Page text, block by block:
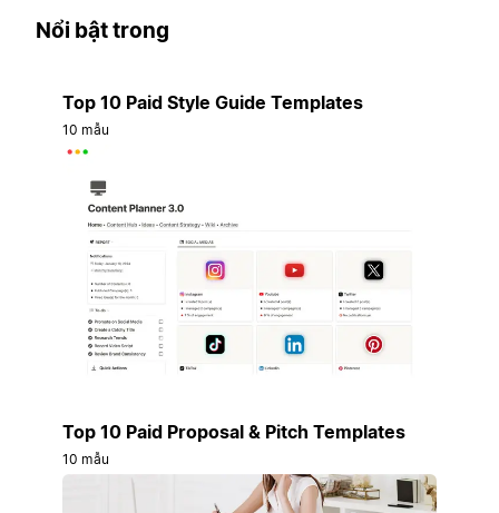
Nổi bật trong
Top 10 Paid Style Guide Templates
10 mẫu
Top 10 Paid Proposal & Pitch Templates
10 mẫu